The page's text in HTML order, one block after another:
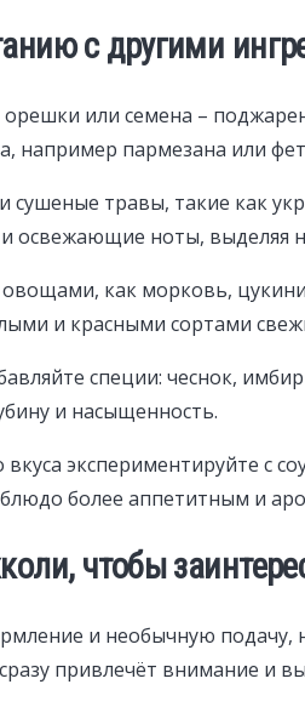
с другими
или семена –
например пармезана или
сушеные травы, такие как
и освежающие ноты, выделяя
как морковь,
и красными сортами
специи: чеснок,
и насыщенность.
экспериментируйте с
более аппетитным и
чтобы
и необычную подачу,
привлечёт внимание и